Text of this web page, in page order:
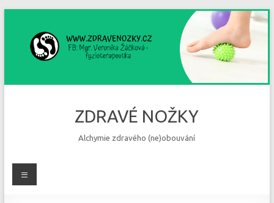
content
ZDRAVÉ NOŽKY
Alchymie zdravého (ne)obouvání
Menu